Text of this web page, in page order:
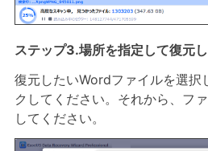
ステップ3.場所を指定して復元し
復元したいWordファイルを選択
クしてください。それから、フ
してください。